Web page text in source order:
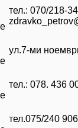
тел.: 070/218-
ул.7-ми
тел.: 078. 436
тел.075/240 906